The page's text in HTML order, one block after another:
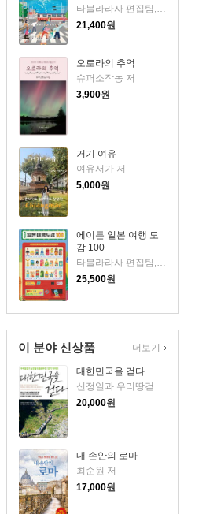
타블라라사 편집팀,이정기 공저
21,400원
오로라의 추억
슈퍼소작농 저
3,900원
거기 여유
여유서가 저
5,000원
에이든 일본 여행 도
감 100
타블라라사 편집팀,이정기 공저
25,500원
이 분야 신상품
대한민국을 걷다
신정일과 우리땅걷기 도반 저
20,000원
내 손안의 로마
최순원 저
17,000원
더보기